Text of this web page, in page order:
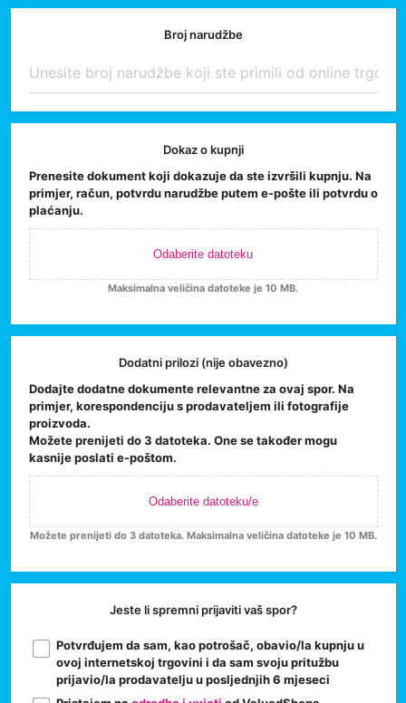
Broj narudžbe
Dokaz o kupnji
Prenesite dokument koji dokazuje da ste izvršili kupnju. Na
primjer, račun, potvrdu narudžbe putem e-pošte ili potvrdu o
plaćanju.
Odaberite datoteku
Maksimalna veličina datoteke je 10 MB.
Dodatni prilozi (nije obavezno)
Dodajte dodatne dokumente relevantne za ovaj spor. Na
primjer, korespondenciju s prodavateljem ili fotografije
proizvoda.
Možete prenijeti do 3 datoteka. One se također mogu
kasnije poslati e-poštom.
Odaberite datoteku/e
Možete prenijeti do 3 datoteka. Maksimalna veličina datoteke je 10 MB.
Jeste li spremni prijaviti vaš spor?
Potvrđujem da sam, kao potrošač, obavio/la kupnju u
ovoj internetskoj trgovini i da sam svoju pritužbu
prijavio/la prodavatelju u posljednjih 6 mjeseci